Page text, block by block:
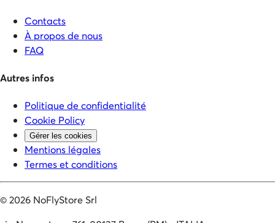
Contacts
À propos de nous
FAQ
Autres infos
Politique de confidentialité
Cookie Policy
Gérer les cookies
Mentions légales
Termes et conditions
©2026 NoFlyStore Srl